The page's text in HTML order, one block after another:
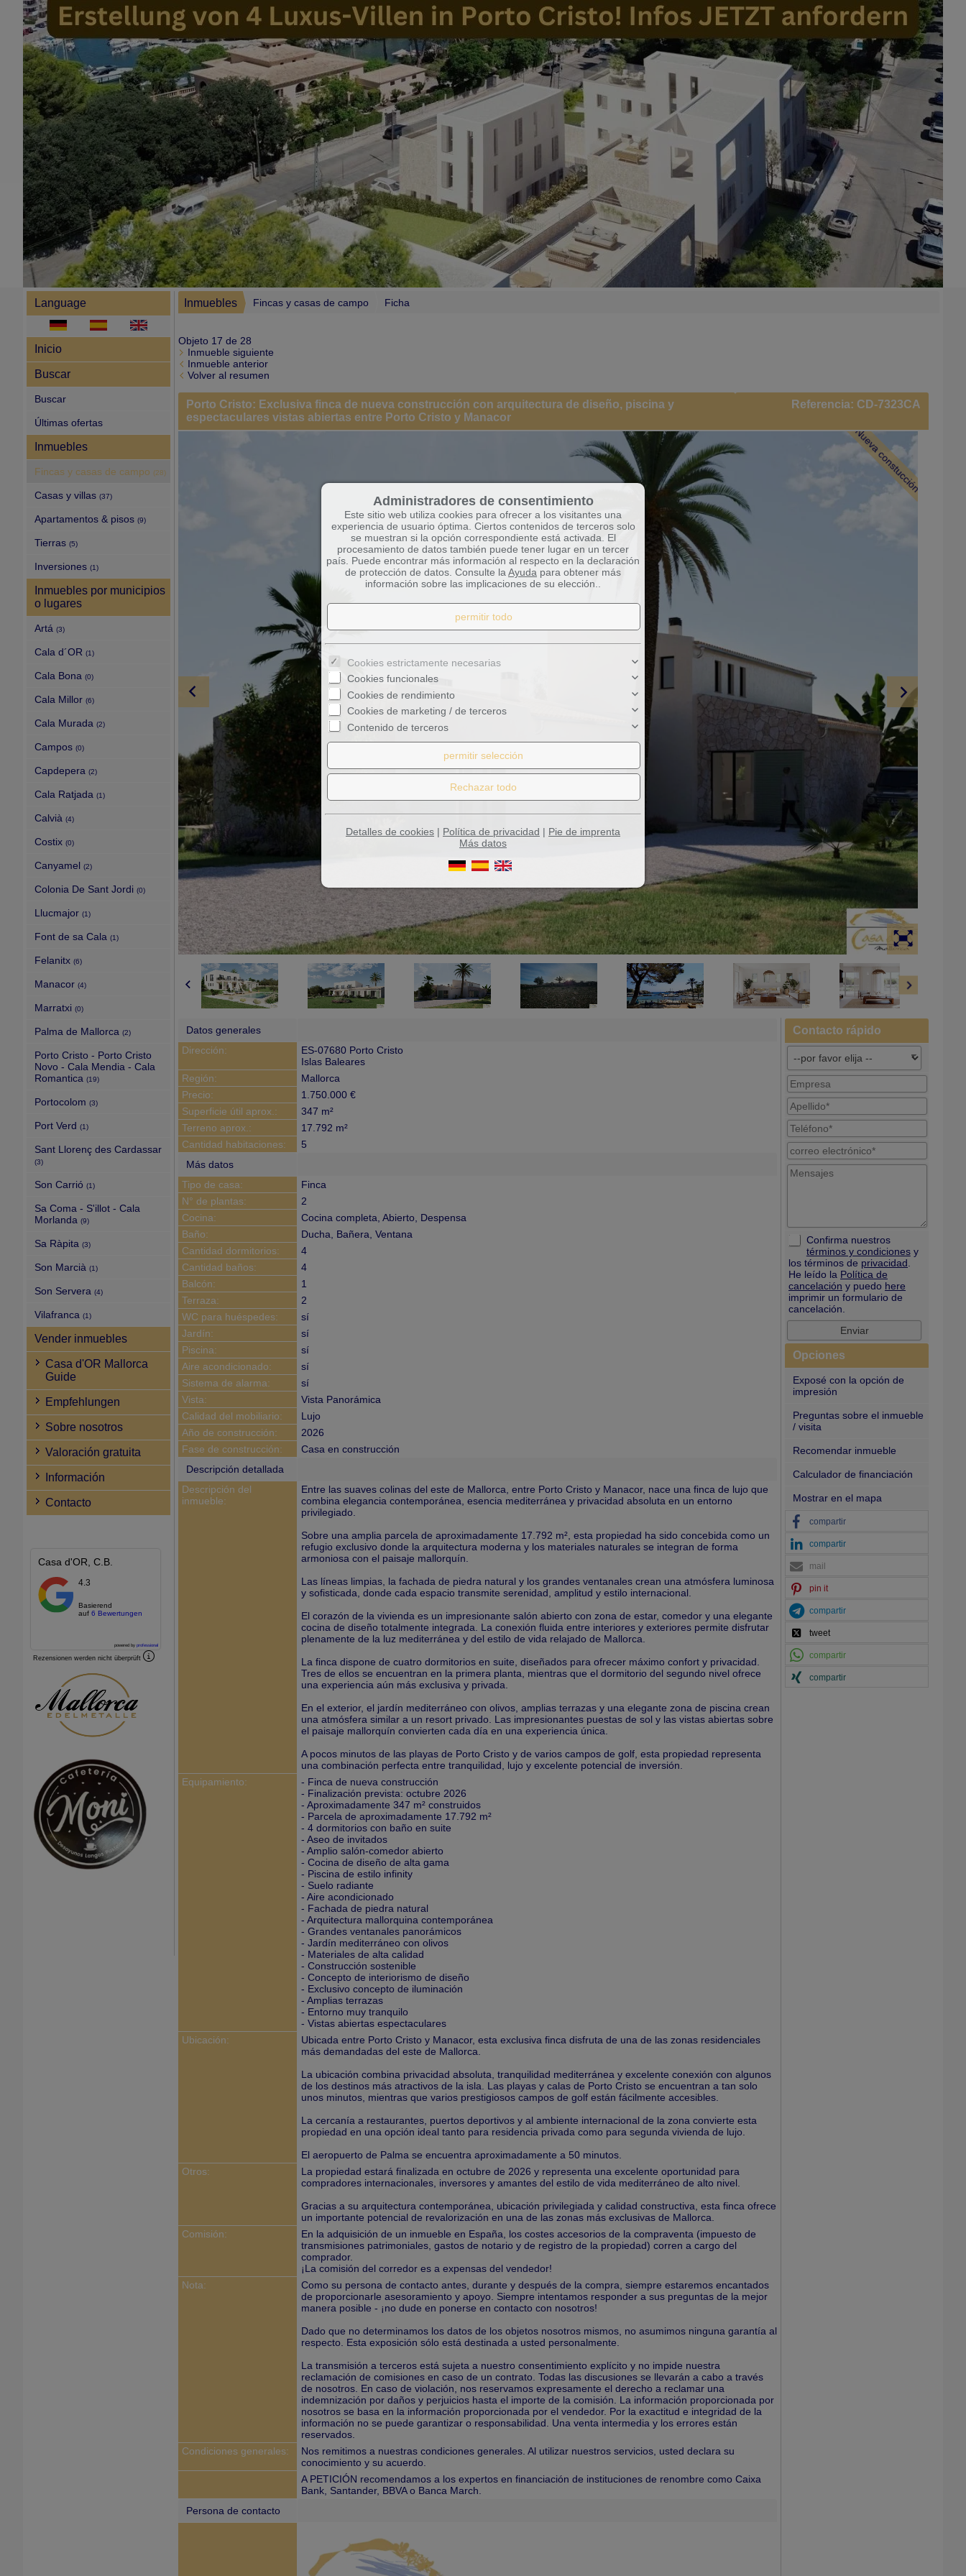
Language
Inicio
Buscar
Buscar
Últimas ofertas
Inmuebles
Fincas y casas de campo (28)
Casas y villas (37)
Apartamentos & pisos (9)
Tierras (5)
Inversiones (1)
Inmuebles por municipios
o lugares
Artá (3)
Cala d´OR (1)
Cala Bona (0)
Cala Millor (6)
Cala Murada (2)
Campos (0)
Capdepera (2)
Cala Ratjada (1)
Calvià (4)
Costix (0)
Canyamel (2)
Colonia De Sant Jordi (0)
Llucmajor (1)
Font de sa Cala (1)
Felanitx (6)
Manacor (4)
Marratxi (0)
Palma de Mallorca (2)
Porto Cristo - Porto Cristo
Novo - Cala Mendia - Cala
Romantica (19)
Portocolom (3)
Port Verd (1)
Sant Llorenç des Cardassar
(3)
Son Carrió (1)
Sa Coma - S'illot - Cala
Morlanda (9)
Sa Ràpita (3)
Son Marcià (1)
Son Servera (4)
Vilafranca (1)
Vender inmuebles
Casa d'OR Mallorca
Guide
Empfehlungen
Sobre nosotros
Valoración gratuita
Información
Contacto
Casa d'OR, C.B.
4.3
Basierend
auf 6 Bewertungen
powered by professional
Rezensionen werden nicht überprüft
Inmuebles Fincas y casas de campo Ficha
Objeto 17 de 28
Inmueble siguiente
Inmueble anterior
Volver al resumen
Porto Cristo: Exclusiva finca de nueva construcción con arquitectura de diseño, piscina y
espectaculares vistas abiertas entre Porto Cristo y Manacor
Referencia: CD-7323CA
Nueva constucción
Contacto rápido
Confirma nuestros
términos y condicionesy
los términos de privacidad
He leído la Política de
cancelación y puedo here
imprimir un formulario de
cancelación.
Opciones
Exposé con la opción de
impresión
Preguntas sobre el inmueble
/ visita
Recomendar inmueble
Calculador de financiación
Mostrar en el mapa
compartir
compartir
mail
pin it
compartir
tweet
compartir
compartir
Datos generales
Dirección:
ES-07680 Porto Cristo
Islas Baleares
Región:
Mallorca
Precio:
1.750.000 €
Superficie útil aprox.:
347 m²
Terreno aprox.:
17.792 m²
Cantidad habitaciones:
5
Más datos
Tipo de casa:
Finca
N° de plantas:
2
Cocina:
Cocina completa, Abierto, Despensa
Baño:
Ducha, Bañera, Ventana
Cantidad dormitorios:
4
Cantidad baños:
4
Balcón:
1
Terraza:
2
WC para huéspedes:
sí
Jardín:
sí
Piscina:
sí
Aire acondicionado:
sí
Sistema de alarma:
sí
Vista:
Vista Panorámica
Calidad del mobiliario:
Lujo
Año de construcción:
2026
Fase de construcción:
Casa en construcción
Descripción detallada
Descripción del
inmueble:
Entre las suaves colinas del este de Mallorca, entre Porto Cristo y Manacor, nace una finca de lujo que
combina elegancia contemporánea, esencia mediterránea y privacidad absoluta en un entorno
privilegiado.
Sobre una amplia parcela de aproximadamente 17.792 m², esta propiedad ha sido concebida como un
refugio exclusivo donde la arquitectura moderna y los materiales naturales se integran de forma
armoniosa con el paisaje mallorquín.
Las líneas limpias, la fachada de piedra natural y los grandes ventanales crean una atmósfera luminosa
y sofisticada, donde cada espacio transmite serenidad, amplitud y estilo internacional.
El corazón de la vivienda es un impresionante salón abierto con zona de estar, comedor y una elegante
cocina de diseño totalmente integrada. La conexión fluida entre interiores y exteriores permite disfrutar
plenamente de la luz mediterránea y del estilo de vida relajado de Mallorca.
La finca dispone de cuatro dormitorios en suite, diseñados para ofrecer máximo confort y privacidad.
Tres de ellos se encuentran en la primera planta, mientras que el dormitorio del segundo nivel ofrece
una experiencia aún más exclusiva y privada.
En el exterior, el jardín mediterráneo con olivos, amplias terrazas y una elegante zona de piscina crean
una atmósfera similar a un resort privado. Las impresionantes puestas de sol y las vistas abiertas sobre
el paisaje mallorquín convierten cada día en una experiencia única.
A pocos minutos de las playas de Porto Cristo y de varios campos de golf, esta propiedad representa
una combinación perfecta entre tranquilidad, lujo y excelente potencial de inversión.
Equipamiento:
- Finca de nueva construcción
- Finalización prevista: octubre 2026
- Aproximadamente 347 m² construidos
- Parcela de aproximadamente 17.792 m²
- 4 dormitorios con baño en suite
- Aseo de invitados
- Amplio salón-comedor abierto
- Cocina de diseño de alta gama
- Piscina de estilo infinity
- Suelo radiante
- Aire acondicionado
- Fachada de piedra natural
- Arquitectura mallorquina contemporánea
- Grandes ventanales panorámicos
- Jardín mediterráneo con olivos
- Materiales de alta calidad
- Construcción sostenible
- Concepto de interiorismo de diseño
- Exclusivo concepto de iluminación
- Amplias terrazas
- Entorno muy tranquilo
- Vistas abiertas espectaculares
Ubicación:
Ubicada entre Porto Cristo y Manacor, esta exclusiva finca disfruta de una de las zonas residenciales
más demandadas del este de Mallorca.
La ubicación combina privacidad absoluta, tranquilidad mediterránea y excelente conexión con algunos
de los destinos más atractivos de la isla. Las playas y calas de Porto Cristo se encuentran a tan solo
unos minutos, mientras que varios prestigiosos campos de golf están fácilmente accesibles.
La cercanía a restaurantes, puertos deportivos y al ambiente internacional de la zona convierte esta
propiedad en una opción ideal tanto para residencia privada como para segunda vivienda de lujo.
El aeropuerto de Palma se encuentra aproximadamente a 50 minutos.
Otros:
La propiedad estará finalizada en octubre de 2026 y representa una excelente oportunidad para
compradores internacionales, inversores y amantes del estilo de vida mediterráneo de alto nivel.
Gracias a su arquitectura contemporánea, ubicación privilegiada y calidad constructiva, esta finca ofrece
un importante potencial de revalorización en una de las zonas más exclusivas de Mallorca.
Comisión:
En la adquisición de un inmueble en España, los costes accesorios de la compraventa (impuesto de
transmisiones patrimoniales, gastos de notario y de registro de la propiedad) corren a cargo del
comprador.
¡La comisión del corredor es a expensas del vendedor!
Nota:
Como su persona de contacto antes, durante y después de la compra, siempre estaremos encantados
de proporcionarle asesoramiento y apoyo. Siempre intentamos responder a sus preguntas de la mejor
manera posible - ¡no dude en ponerse en contacto con nosotros!
Dado que no determinamos los datos de los objetos nosotros mismos, no asumimos ninguna garantía al
respecto. Esta exposición sólo está destinada a usted personalmente.
La transmisión a terceros está sujeta a nuestro consentimiento explícito y no impide nuestra
reclamación de comisiones en caso de un contrato. Todas las discusiones se llevarán a cabo a través
de nosotros. En caso de violación, nos reservamos expresamente el derecho a reclamar una
indemnización por daños y perjuicios hasta el importe de la comisión. La información proporcionada por
nosotros se basa en la información proporcionada por el vendedor. Por la exactitud e integridad de la
información no se puede garantizar o responsabilidad. Una venta intermedia y los errores están
reservados.
Condiciones generales:
Nos remitimos a nuestras condiciones generales. Al utilizar nuestros servicios, usted declara su
conocimiento y su acuerdo.
A PETICIÓN recomendamos a los expertos en financiación de instituciones de renombre como Caixa
Bank, Santander, BBVA o Banca March.
Persona de contacto
Administradores de consentimiento
Este sitio web utiliza cookies para ofrecer a los visitantes una
experiencia de usuario óptima. Ciertos contenidos de terceros solo
se muestran si la opción correspondiente está activada. El
procesamiento de datos también puede tener lugar en un tercer
país. Puede encontrar más información al respecto en la declaración
de protección de datos. Consulte la Ayuda para obtener más
información sobre las implicaciones de su elección..
Cookies estrictamente necesarias
Cookies funcionales
Cookies de rendimiento
Cookies de marketing / de terceros
Contenido de terceros
Detalles de cookies | Política de privacidad | Pie de imprenta
Más datos
Administradores de consentimiento
Para continuar,debe hacer una selección de cookies. A
encontrará una explicación de las diferentes opciones y
Solo se permite el contenido de terceros o los tipos de
haya marcado en las casillas de verificación.
Rechazar todo:
Solo se permiten cookies técnicamente necesarias y
contenido de terceros.
Puede cambiar su configuración de cookies aquí en
|Pie de